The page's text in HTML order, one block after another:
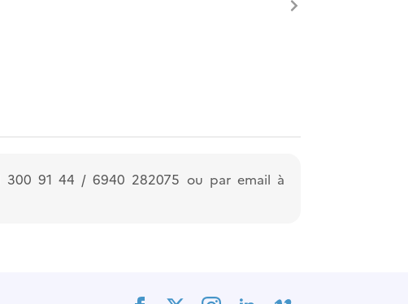
300 91 44 / 6940 282075 ou par email à